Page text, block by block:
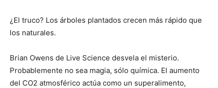
¿El truco? Los árboles plantados crecen más rápido que
los naturales.
Brian Owens de Live Science desvela el misterio.
Probablemente no sea magia, sólo química. El aumento
del CO2 atmosférico actúa como un superalimento,